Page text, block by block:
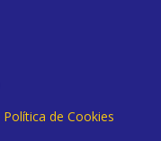
Política de Cookies